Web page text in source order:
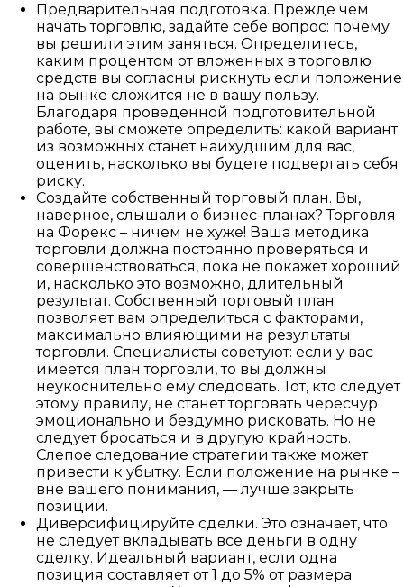
Предварительная подготовка. Прежде чем
начать торговлю, задайте себе вопрос: почему
вы решили этим заняться. Определитесь,
каким процентом от вложенных в торговлю
средств вы согласны рискнуть если положение
на рынке сложится не в вашу пользу.
Благодаря проведенной подготовительной
работе, вы сможете определить: какой вариант
из возможных станет наихудшим для вас,
оценить, насколько вы будете подвергать себя
риску.
Создайте собственный торговый план. Вы,
наверное, слышали о бизнес-планах? Торговля
на Форекс – ничем не хуже! Ваша методика
торговли должна постоянно проверяться и
совершенствоваться, пока не покажет хороший
и, насколько это возможно, длительный
результат. Собственный торговый план
позволяет вам определиться с факторами,
максимально влияющими на результаты
торговли. Специалисты советуют: если у вас
имеется план торговли, то вы должны
неукоснительно ему следовать. Тот, кто следует
этому правилу, не станет торговать чересчур
эмоционально и бездумно рисковать. Но не
следует бросаться и в другую крайность.
Слепое следование стратегии также может
привести к убытку. Если положение на рынке –
вне вашего понимания, — лучше закрыть
позиции.
Диверсифицируйте сделки. Это означает, что
не следует вкладывать все деньги в одну
сделку. Идеальный вариант, если одна
позиция составляет от 1 до 5% от размера